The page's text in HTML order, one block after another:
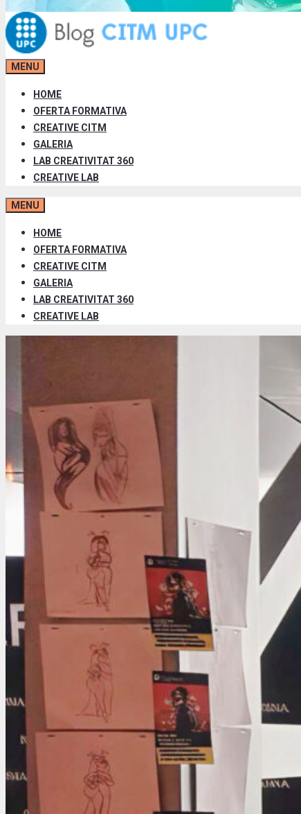
MENU
HOME
OFERTA FORMATIVA
CREATIVE CITM
GALERIA
LAB CREATIVITAT 360
CREATIVE LAB
MENU
HOME
OFERTA FORMATIVA
CREATIVE CITM
GALERIA
LAB CREATIVITAT 360
CREATIVE LAB